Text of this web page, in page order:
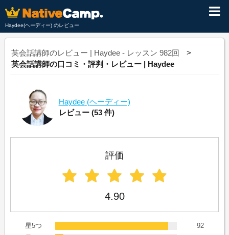
Haydee(ヘーディー) のレビュー
英会話講師のレビュー | Haydee - レッスン 982回
英会話講師の口コミ・評判・レビュー | Haydee
Haydee (ヘーディー)
レビュー (53 件)
評価
4.90
星5つ
92